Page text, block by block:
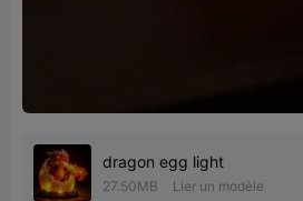
dragon egg light
27.50MB Lier un modèle